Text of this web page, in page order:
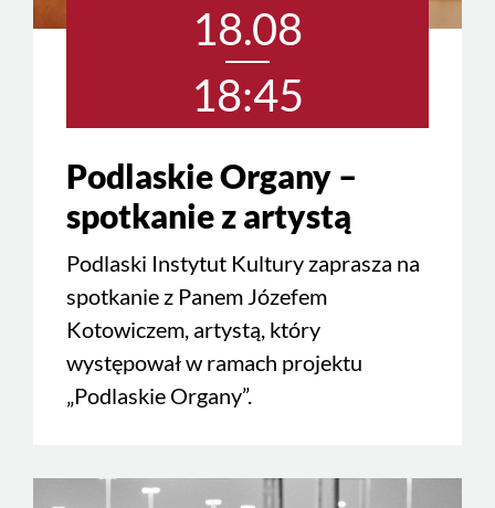
18.08
18:45
Podlaskie Organy –
spotkanie z artystą
Podlaski Instytut Kultury zaprasza na
spotkanie z Panem Józefem
Kotowiczem, artystą, który
występował w ramach projektu
„Podlaskie Organy”.